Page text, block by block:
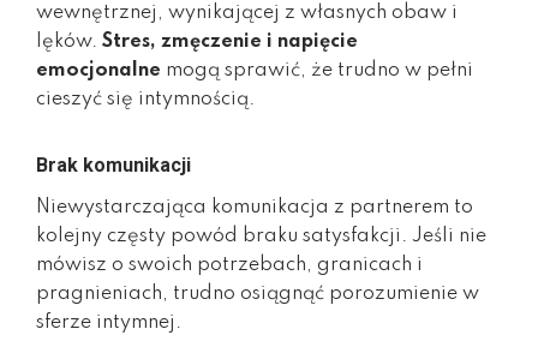
wewnętrznej, wynikającej z własnych obaw i
lęków. Stres, zmęczenie i napięcie
emocjonalne mogą sprawić, że trudno w pełni
cieszyć się intymnością.
Brak komunikacji
Niewystarczająca komunikacja z partnerem to
kolejny częsty powód braku satysfakcji. Jeśli nie
mówisz o swoich potrzebach, granicach i
pragnieniach, trudno osiągnąć porozumienie w
sferze intymnej.